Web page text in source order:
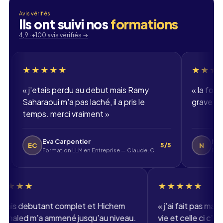
Email professionnel
Téléphone
🇫🇷 +33 ▾
Avis vérifiés
Ils ont suivi nosformations
4,9 · +100 avis vérifiés →
perdu au debut mais Ramy
m'a pas laché, il a pris le
merci vraiment»
Eva Carpentier
Formation LLM en Entreprise — Claude, ChatGPT, Mistral
★★★★★
la formation
grave bien. merci
N Nolan
DWWM -
★★★★★
«j'etais debutant complet et Hichem
Benkhaled m'a ammené jusqu'au niveau.
«j'ai fait
vie et